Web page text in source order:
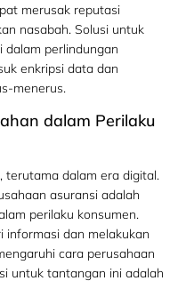
merusak reputasi
nasabah. Solusi untuk
perlindungan
enkripsi data dan
menerus.
dalam Perilaku
terutama dalam era digital.
asuransi adalah
perilaku konsumen.
informasi dan melakukan
cara perusahaan
untuk tantangan ini adalah